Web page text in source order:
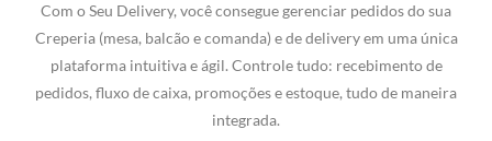
Com o Seu Delivery, você consegue gerenciar pedidos do sua
Creperia (mesa, balcão e comanda) e de delivery em uma única
plataforma intuitiva e ágil. Controle tudo: recebimento de
pedidos, fluxo de caixa, promoções e estoque, tudo de maneira
integrada.